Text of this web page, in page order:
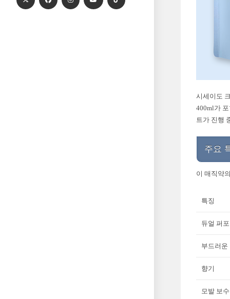
시세이도
400ml가
트가 진행
주요
이 매직약
특징
듀얼 퍼
부드러운
향기
모발 보